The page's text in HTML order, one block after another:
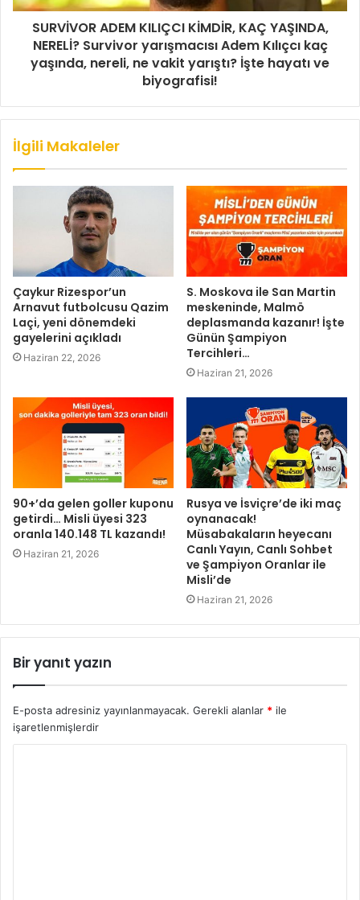
SURVİVOR ADEM KILIÇCI KİMDİR, KAÇ YAŞINDA,
NERELİ? Survivor yarışmacısı Adem Kılıçcı kaç
yaşında, nereli, ne vakit yarıştı? İşte hayatı ve
biyografisi!
İlgili Makaleler
Çaykur Rizespor’un
Arnavut futbolcusu Qazim
Laçi, yeni dönemdeki
gayelerini açıkladı
Haziran 22, 2026
S. Moskova ile San Martin
meskeninde, Malmö
deplasmanda kazanır! İşte
Günün Şampiyon
Tercihleri…
Haziran 21, 2026
90+’da gelen goller kuponu
getirdi… Misli üyesi 323
oranla 140.148 TL kazandı!
Haziran 21, 2026
Rusya ve İsviçre’de iki maç
oynanacak!
Müsabakaların heyecanı
Canlı Yayın, Canlı Sohbet
ve Şampiyon Oranlar ile
Misli’de
Haziran 21, 2026
Bir yanıt yazın
E-posta adresiniz yayınlanmayacak. Gerekli alanlar * ile
işaretlenmişlerdir